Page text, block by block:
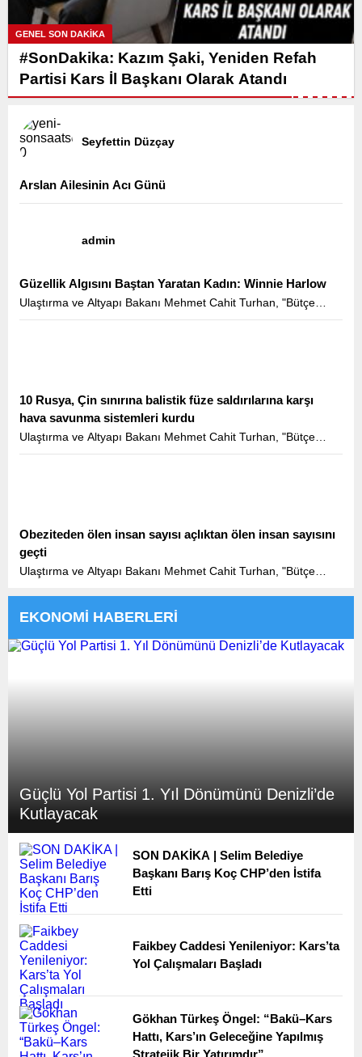
GENEL SON DAKİKA
#SonDakika: Kazım Şaki, Yeniden Refah
Partisi Kars İl Başkanı Olarak Atandı
Seyfettin Düzçay
Arslan Ailesinin Acı Günü
admin
Güzellik Algısını Baştan Yaratan Kadın: Winnie Harlow
Ulaştırma ve Altyapı Bakanı Mehmet Cahit Turhan, "Bütçe
büyüklüğü ve teknik özelliklerinin yanı sıra ülkemizin
10 Rusya, Çin sınırına balistik füze saldırılarına karşı
hava savunma sistemleri kurdu
Ulaştırma ve Altyapı Bakanı Mehmet Cahit Turhan, "Bütçe
büyüklüğü ve teknik özelliklerinin yanı sıra ülkemizin
Obeziteden ölen insan sayısı açlıktan ölen insan sayısını
geçti
Ulaştırma ve Altyapı Bakanı Mehmet Cahit Turhan, "Bütçe
Kapıkule Demiryolu Hattı Projesi coğrafi olarak Türkiye’nin
AB’ye bağlanmasını da simgelemektedir" dedi.
EKONOMİ HABERLERİ
Güçlü Yol Partisi 1. Yıl Dönümünü Denizli’de
Kutlayacak
SON DAKİKA | Selim Belediye
Başkanı Barış Koç CHP’den İstifa
Etti
Faikbey Caddesi Yenileniyor: Kars’ta
Yol Çalışmaları Başladı
Gökhan Türkeş Öngel: “Bakü–Kars
Hattı, Kars’ın Geleceğine Yapılmış
Stratejik Bir Yatırımdır”